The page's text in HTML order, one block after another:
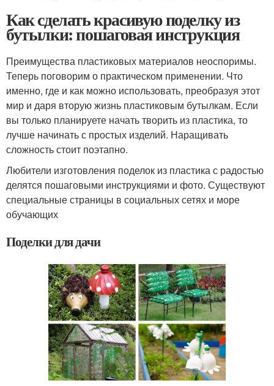
Как сделать красивую поделку из
бутылки: пошаговая инструкция
Преимущества пластиковых материалов неоспоримы.
Теперь поговорим о практическом применении. Что
именно, где и как можно использовать, преобразуя этот
мир и даря вторую жизнь пластиковым бутылкам. Если
вы только планируете начать творить из пластика, то
лучше начинать с простых изделий. Наращивать
сложность стоит поэтапно.
Любители изготовления поделок из пластика с радостью
делятся пошаговыми инструкциями и фото. Существуют
специальные страницы в социальных сетях и море
обучающих
Поделки для дачи